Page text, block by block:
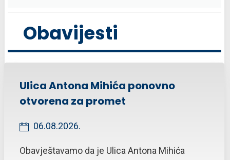
Obavijesti
Ulica Antona Mihića ponovno
otvorena za promet
06.08.2026.
Obavještavamo da je Ulica Antona Mihića